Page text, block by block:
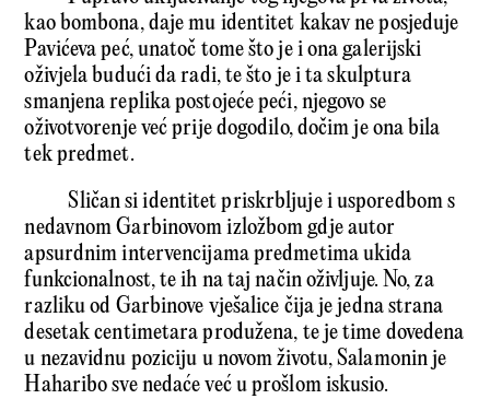
kao bombona, daje mu identitet kakav ne posjeduje
Pavićeva peć, unatoč tome što je i ona galerijski
oživjela budući da radi, te što je i ta skulptura
smanjena replika postojeće peći, njegovo se
oživotvorenje već prije dogodilo, dočim je ona bila
tek predmet.
Sličan si identitet priskrbljuje i usporedbom s
nedavnom Garbinovom izložbom gdje autor
apsurdnim intervencijama predmetima ukida
funkcionalnost, te ih na taj način oživljuje. No, za
razliku od Garbinove vješalice čija je jedna strana
desetak centimetara produžena, te je time dovedena
u nezavidnu poziciju u novom životu, Salamonin je
Haharibo sve nedaće već u prošlom iskusio.